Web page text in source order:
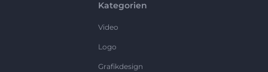
Kategorien
Video
Logo
Grafikdesign